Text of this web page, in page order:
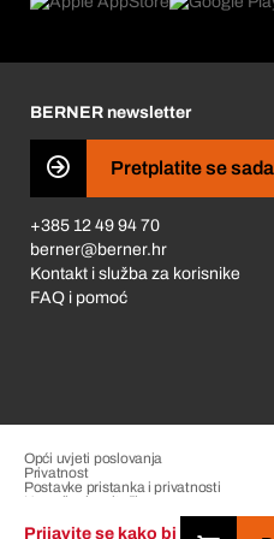
Prijavite se kako bi
Business Conduct
BERNER newsletter
Pretplatite se sada
+385 12 49 94 70
berner@berner.hr
Kontakt i služba za korisnike
FAQ i pomoć
Opći uvjeti poslovanja
Privatnost
Postavke pristanka i privatnosti
Upravljanje pritužbama